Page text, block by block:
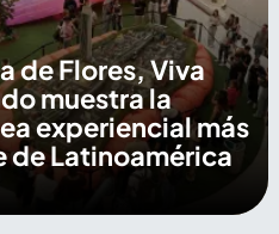
de Flores, Viva
muestra la
experiencial más
de Latinoamérica